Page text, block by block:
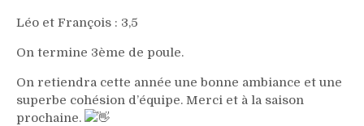
Léo et François : 3,5
On termine 3ème de poule.
On retiendra cette année une bonne ambiance et une
superbe cohésion d’équipe. Merci et à la saison
prochaine.